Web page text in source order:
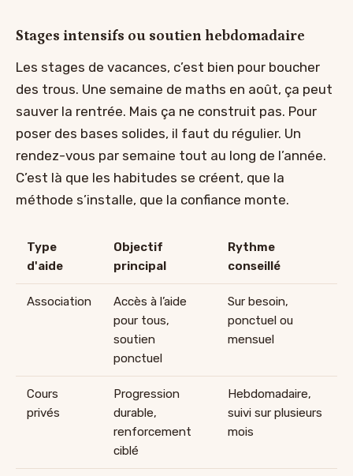
Stages intensifs ou soutien hebdomadaire
Les stages de vacances, c’est bien pour boucher
des trous. Une semaine de maths en août, ça peut
sauver la rentrée. Mais ça ne construit pas. Pour
poser des bases solides, il faut du régulier. Un
rendez-vous par semaine tout au long de l’année.
C’est là que les habitudes se créent, que la
méthode s’installe, que la confiance monte.
Type
d'aide
Objectif
principal
Rythme
conseillé
Association
Accès à l’aide
pour tous,
soutien
ponctuel
Sur besoin,
ponctuel ou
mensuel
Cours
privés
Progression
durable,
renforcement
ciblé
Hebdomadaire,
suivi sur plusieurs
mois